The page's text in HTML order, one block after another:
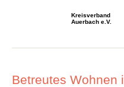
Kreisverband
Auerbach e.V.
Betreutes Wohnen